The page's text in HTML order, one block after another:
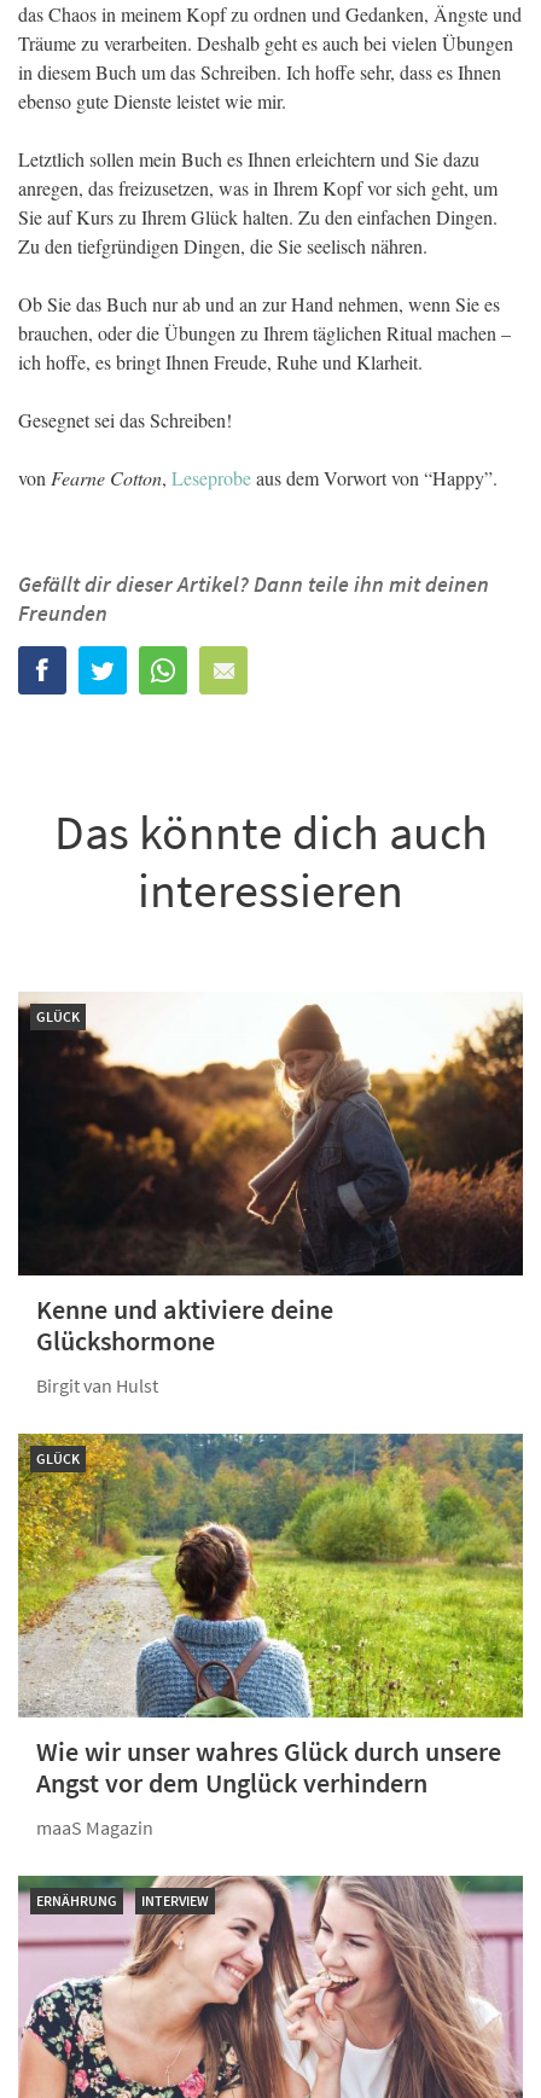
das Chaos in meinem Kopf zu ordnen und Gedanken, Ängste und
Träume zu verarbeiten. Deshalb geht es auch bei vielen Übungen
in diesem Buch um das Schreiben. Ich hoffe sehr, dass es Ihnen
ebenso gute Dienste leistet wie mir.
Letztlich sollen mein Buch es Ihnen erleichtern und Sie dazu
anregen, das freizusetzen, was in Ihrem Kopf vor sich geht, um
Sie auf Kurs zu Ihrem Glück halten. Zu den einfachen Dingen.
Zu den tiefgründigen Dingen, die Sie seelisch nähren.
Ob Sie das Buch nur ab und an zur Hand nehmen, wenn Sie es
brauchen, oder die Übungen zu Ihrem täglichen Ritual machen –
ich hoffe, es bringt Ihnen Freude, Ruhe und Klarheit.
Gesegnet sei das Schreiben!
von Fearne Cotton, Leseprobeaus dem Vorwort von “Happy”.
Gefällt dir dieser Artikel? Dann teile ihn mit deinen
Freunden
Das könnte dich auch
interessieren
GLÜCK
Kenne und aktiviere deine
Glückshormone
Birgit van Hulst
GLÜCK
Wie wir unser wahres Glück durch unsere
Angst vor dem Unglück verhindern
maaS Magazin
ERNÄHRUNG INTERVIEW